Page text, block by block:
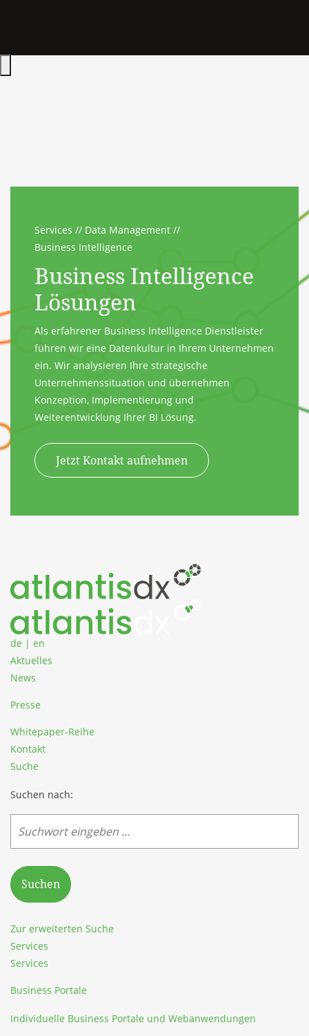
Services
Data Management
Business Intelligence
Business Intelligence
Lösungen
Als erfahrener Business Intelligence Dienstleister
führen wir eine Datenkultur in Ihrem Unternehmen
ein. Wir analysieren Ihre strategische
Unternehmenssituation und übernehmen
Konzeption, Implementierung und
Weiterentwicklung Ihrer BI Lösung.
Jetzt Kontakt aufnehmen
de | en
Aktuelles
News
Presse
Whitepaper-Reihe
Kontakt
Suche
Suchen nach:
Suchen
Zur erweiterten Suche
Services
Services
Business Portale
Individuelle Business Portale und Webanwendungen